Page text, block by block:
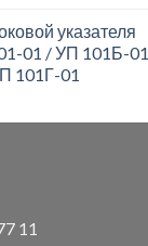
указателя
01 / УП 101Б-01
101Г-01
11